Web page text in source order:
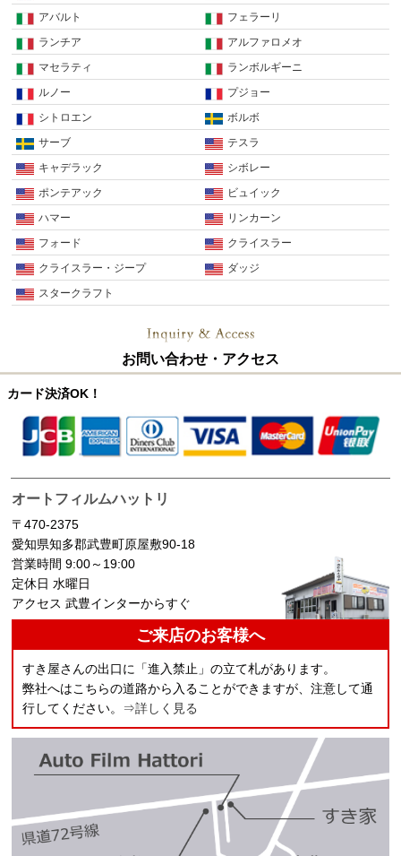
アバルト
フェラーリ
ランチア
アルファロメオ
マセラティ
ランボルギーニ
ルノー
プジョー
シトロエン
ボルボ
サーブ
テスラ
キャデラック
シボレー
ポンテアック
ビュイック
ハマー
リンカーン
フォード
クライスラー
クライスラー・ジープ
ダッジ
スタークラフト
お問い合わせ・アクセス
カード決済OK！
オートフィルムハットリ
〒470-2375
愛知県知多郡武豊町原屋敷90-18
営業時間 9:00～19:00
定休日 水曜日
アクセス 武豊インターからすぐ
ご来店のお客様へ
すき屋さんの出口に「進入禁止」の立て札があります。
弊社へはこちらの道路から入ることができますが、注意して通
行してください。 ⇒詳しく見る